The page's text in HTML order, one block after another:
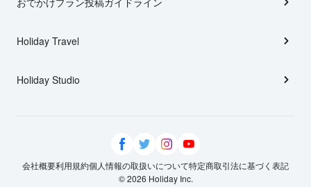
Holiday Travel
Holiday Studio
会社概要利用規約個人情報の取扱いについて特定商取引法に基づく表記
© 2026 Holiday Inc.